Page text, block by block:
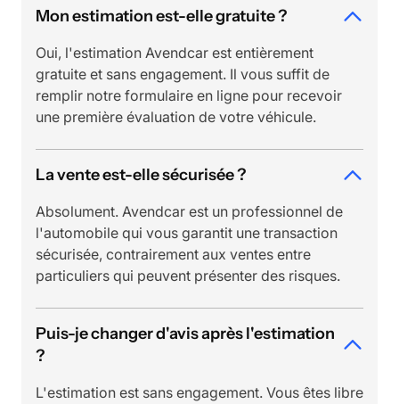
Mon estimation est-elle gratuite ?
Oui, l'estimation Avendcar est entièrement
gratuite et sans engagement. Il vous suffit de
remplir notre formulaire en ligne pour recevoir
une première évaluation de votre véhicule.
La vente est-elle sécurisée ?
Absolument. Avendcar est un professionnel de
l'automobile qui vous garantit une transaction
sécurisée, contrairement aux ventes entre
particuliers qui peuvent présenter des risques.
Puis-je changer d'avis après l'estimation
?
L'estimation est sans engagement. Vous êtes libre